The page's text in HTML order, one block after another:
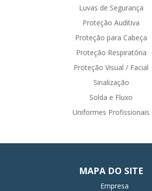
Luvas de Segurança
Proteção Auditiva
Proteção para Cabeça
Proteção Respiratória
Proteção Visual / Facial
Sinalização
Solda e Fluxo
Uniformes Profissionais
MAPA DO SITE
Empresa